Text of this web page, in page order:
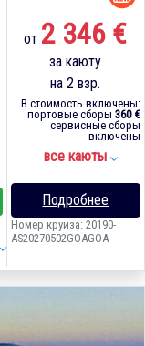
от 2 346 €
за каюту
на 2 взр.
В стоимость включены:
портовые сборы 360 €
сервисные сборы
включены
все каюты
Подробнее
Номер круиза: 20190-
AS20270502GOAGOA